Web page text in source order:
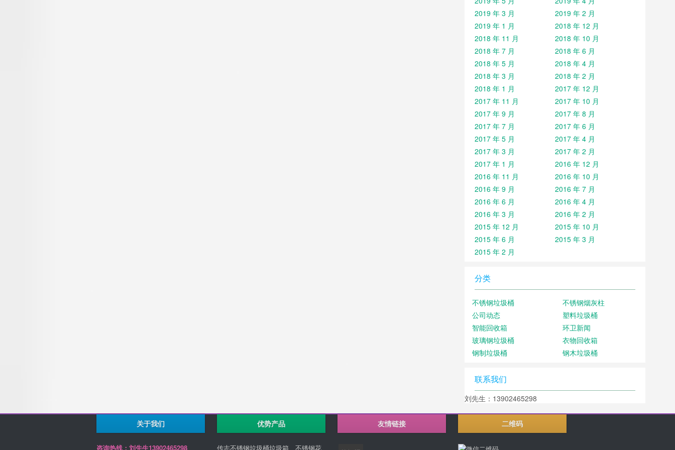
2019 年 3 月
2019 年 2 月
2019 年 1 月
2018 年 12 月
2018 年 11 月
2018 年 10 月
2018 年 7 月
2018 年 6 月
2018 年 5 月
2018 年 4 月
2018 年 3 月
2018 年 2 月
2018 年 1 月
2017 年 12 月
2017 年 11 月
2017 年 10 月
2017 年 9 月
2017 年 8 月
2017 年 7 月
2017 年 6 月
2017 年 5 月
2017 年 4 月
2017 年 3 月
2017 年 2 月
2017 年 1 月
2016 年 12 月
2016 年 11 月
2016 年 10 月
2016 年 9 月
2016 年 7 月
2016 年 6 月
2016 年 4 月
2016 年 3 月
2016 年 2 月
2015 年 12 月
2015 年 10 月
2015 年 6 月
2015 年 3 月
2015 年 2 月
分类
不锈钢垃圾桶
不锈钢烟灰柱
公司动态
塑料垃圾桶
智能回收箱
环卫新闻
玻璃钢垃圾桶
衣物回收箱
钢制垃圾桶
钢木垃圾桶
联系我们
刘先生：13902465298
关于我们
咨询热线：刘先生13902465298
优势产品
传志不锈钢垃圾桶垃圾箱、不锈钢花
友情链接 二维码